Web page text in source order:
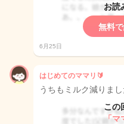
お読
無料
6月25日
はじめてのママリ🔰
うちもミルク減りま
この
「マ